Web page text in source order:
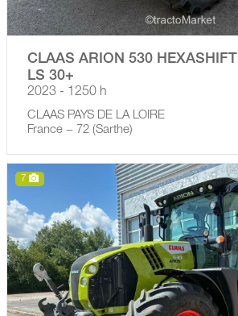
CLAAS ARION 530
LS 30+
2023 - 1250 h
CLAAS PAYS DE LA LOIRE
France − 72 (Sarthe)
7